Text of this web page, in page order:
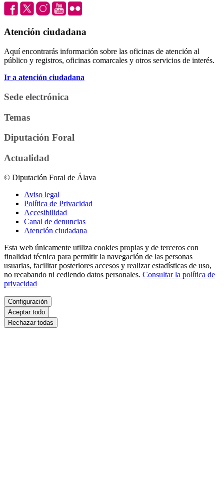
Atención ciudadana
Aquí encontrarás información sobre las oficinas de atención al
público y registros, oficinas comarcales y otros servicios de interés.
Ir a atención ciudadana
Sede electrónica
Temas
Diputación Foral
Actualidad
© Diputación Foral de Álava
Aviso legal
Política de Privacidad
Accesibilidad
Canal de denuncias
Atención ciudadana
Esta web únicamente utiliza cookies propias y de terceros con
finalidad técnica para permitir la navegación de las personas
usuarias, facilitar posteriores accesos y realizar estadísticas de uso,
no recabando ni cediendo datos personales. Consultar la política de
privacidad
Configuración
Aceptar todo
Rechazar todas